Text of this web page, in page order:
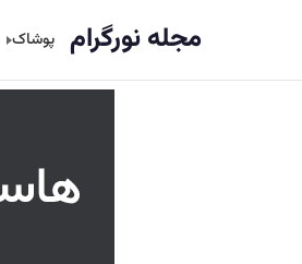
مجله نورگرام پوشاک